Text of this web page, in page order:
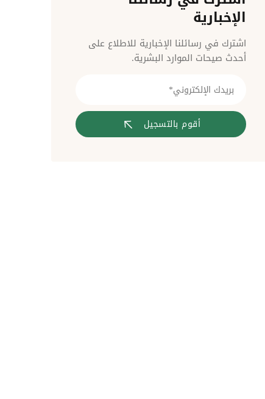
الإخبارية
اشترك في رسائلنا الإخبارية للاطلاع على
أحدث صيحات الموارد البشرية.
أقوم بالتسجيل
مراقبة الدخول